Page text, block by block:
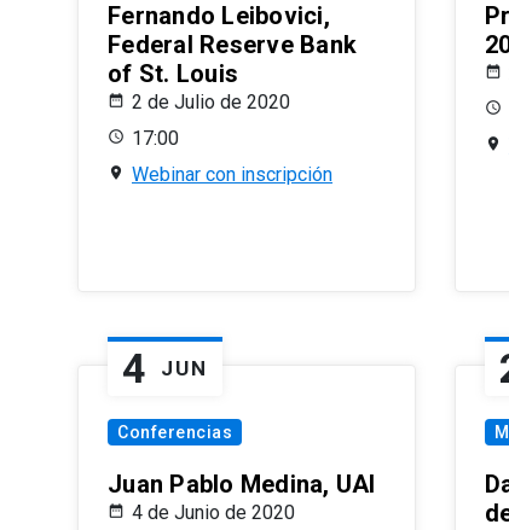
Fernando Leibovici,
Federal Reserve Bank
of St. Louis
2 de Julio de 2020
17:00
Webinar con inscripción
4 JUN
Conferencias
Juan Pablo Medina, UAI
4 de Junio de 2020